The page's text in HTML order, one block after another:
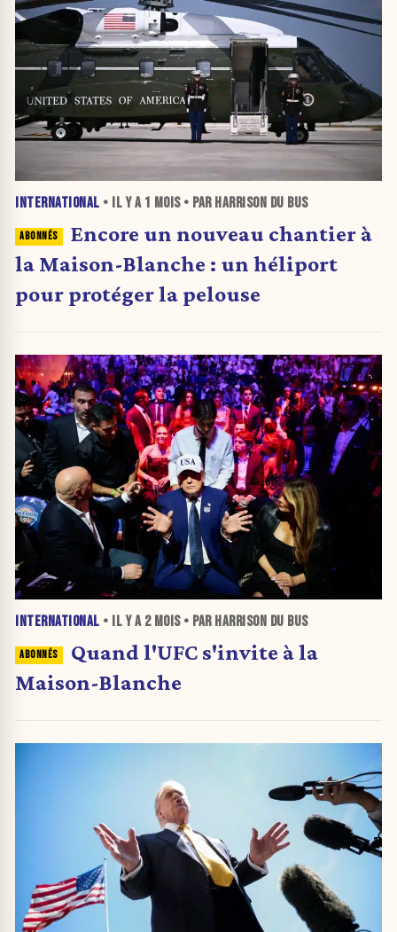
INTERNATIONAL • IL Y A 1 MOIS• PAR HARRISON DU BUS
Encore un nouveau chantier à
la Maison-Blanche : un héliport
pour protéger la pelouse
INTERNATIONAL • IL Y A 2 MOIS• PAR HARRISON DU BUS
Quand l'UFC s'invite à la
Maison-Blanche